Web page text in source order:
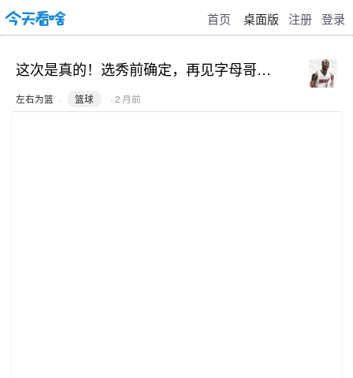
首页 桌面版 注册 登录
这次是真的！选秀前确定，再见字母哥…
左右为篮 · 篮球 · 2 月前